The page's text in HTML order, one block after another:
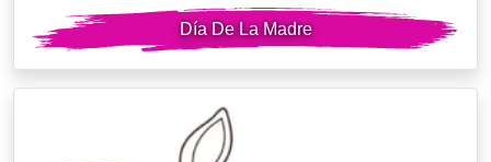
Día De La Madre